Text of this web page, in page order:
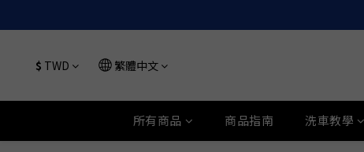
$ TWD 繁體中文
所有商品 商品指南 洗車教學